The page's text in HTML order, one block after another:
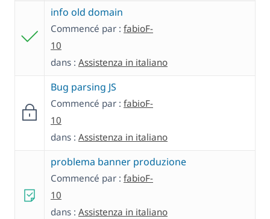
info old domain
Commencé par : fabioF-
10
dans : Assistenza in italiano
Bug parsing JS
Commencé par : fabioF-
10
dans : Assistenza in italiano
problema banner produzione
Commencé par : fabioF-
10
dans : Assistenza in italiano